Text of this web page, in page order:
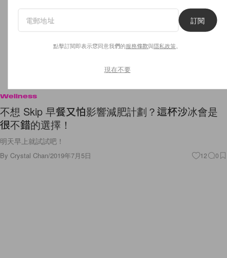
Wellness
不想 Skip 早餐又怕影響減肥計劃？這杯沙冰會是
很不錯的選擇！
明天早上就試試吧！
By Crystal Chan/2019年7月5日 12 0
訂閱
點擊訂閱即表示您同意我們的服務條款與隱私政策
現在不要